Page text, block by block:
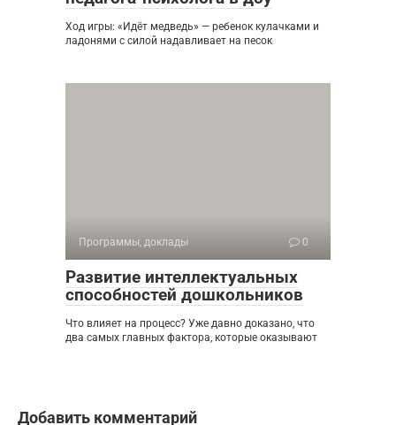
Ход игры: «Идёт медведь» — ребенок кулачками и
ладонями с силой надавливает на песок
Программы, доклады 0
Развитие интеллектуальных
способностей дошкольников
Что влияет на процесс? Уже давно доказано, что
два самых главных фактора, которые оказывают
Добавить комментарий